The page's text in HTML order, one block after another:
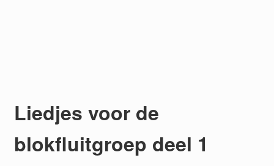
Liedjes voor de
blokfluitgroep deel 1